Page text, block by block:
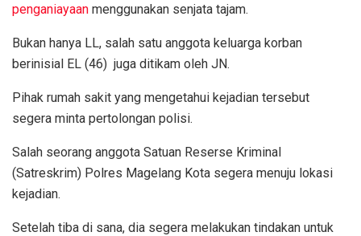
penganiayaan menggunakan senjata tajam.
Bukan hanya LL, salah satu anggota keluarga korban
berinisial EL (46) juga ditikam oleh JN.
Pihak rumah sakit yang mengetahui kejadian tersebut
segera minta pertolongan polisi.
Salah seorang anggota Satuan Reserse Kriminal
(Satreskrim) Polres Magelang Kota segera menuju lokasi
kejadian.
Setelah tiba di sana, dia segera melakukan tindakan untuk